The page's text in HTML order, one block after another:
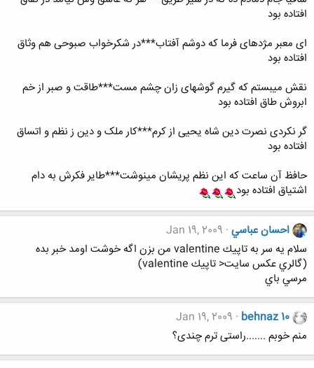
افتاده بود
ای معبر مژده​ای فرما که دوشم آفتاب***در شکرخواب صبوحی هم وثاق
افتاده بود
نقش می​بستم که گیرم گوشه​ای زان چشم مست***طاقت و صبر از خم
ابروش طاق افتاده بود
گر نکردی نصرت دین شاه یحیی از کرم***کار ملک و دین ز نظم و اتساق
افتاده بود
حافظ آن ساعت که این نظم پریشان می​نوشت***طایر فکرش به دام
اشتیاق افتاده بود
احسان عباسي Jan 19, 2009
سلام يه سر به تاپيك valentine من بزن اگه خوشت اومد خبر بده
(گالري عكس سايت< تاپيك valentine)
مرسي باي
behnaz 10
Jan 19, 2009
منم خوبم .......راستی ترم چندی؟